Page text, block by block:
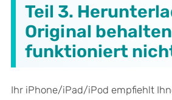
Teil 3.
Original behalten
funktioniert
Ihr iPhone/iPad/iPod empfiehlt